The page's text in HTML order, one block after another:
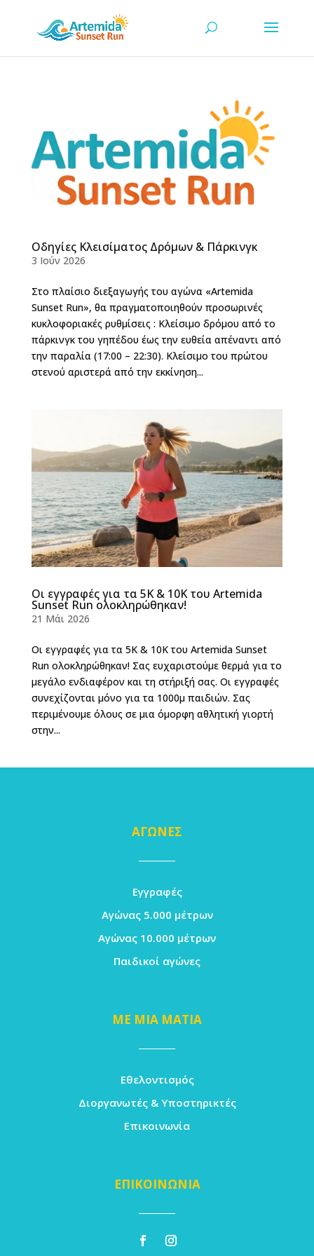
Οδηγίες Κλεισίματος Δρόμων & Πάρκινγκ
3 Ιούν 2026
Στο πλαίσιο διεξαγωγής του αγώνα «Artemida
Sunset Run», θα πραγματοποιηθούν προσωρινές
κυκλοφοριακές ρυθμίσεις : Κλείσιμο δρόμου από το
πάρκινγκ του γηπέδου έως την ευθεία απέναντι από
την παραλία (17:00 – 22:30). Κλείσιμο του πρώτου
στενού αριστερά από την εκκίνηση...
Οι εγγραφές για τα 5K & 10K του Artemida
Sunset Run ολοκληρώθηκαν!
21 Μάι 2026
Οι εγγραφές για τα 5K & 10K του Artemida Sunset
Run ολοκληρώθηκαν! Σας ευχαριστούμε θερμά για το
μεγάλο ενδιαφέρον και τη στήριξή σας. Οι εγγραφές
συνεχίζονται μόνο για τα 1000μ παιδιών. Σας
περιμένουμε όλους σε μια όμορφη αθλητική γιορτή
στην...
ΑΓΩΝΕΣ
Εγγραφές
Αγώνας 5.000 μέτρων
Αγώνας 10.000 μέτρων
Παιδικοί αγώνες
ΜΕ ΜΙΑ ΜΑΤΙΑ
Εθελοντισμός
Διοργανωτές & Υποστηρικτές
Επικοινωνία
ΕΠΙΚΟΙΝΩΝΙΑ